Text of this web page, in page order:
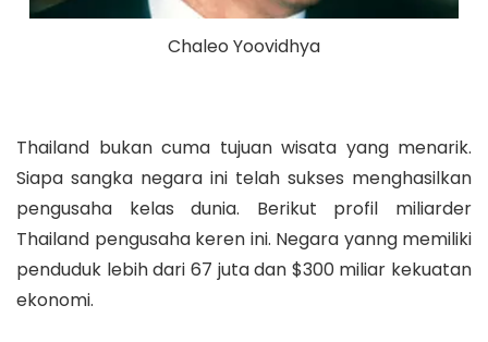
Chaleo Yoovidhya
Thailand bukan cuma tujuan wisata yang menarik.
Siapa sangka negara ini telah sukses menghasilkan
pengusaha kelas dunia. Berikut profil miliarder
Thailand pengusaha keren ini. Negara yanng memiliki
penduduk lebih dari 67 juta dan $300 miliar kekuatan
ekonomi.